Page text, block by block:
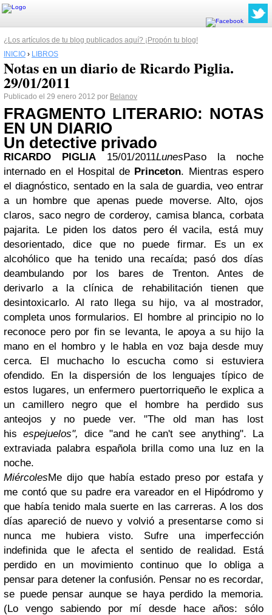
¿Los artículos de tu blog publicados aquí? ¡Propón tu blog!
INICIO › LIBROS
Notas en un diario de Ricardo Piglia.
29/01/2011
Publicado el 29 enero 2012 por Belanov
FRAGMENTO LITERARIO: NOTAS
EN UN DIARIO
Un detective privado
RICARDO PIGLIA 15/01/2011LunesPaso la noche
internado en el Hospital de Princeton. Mientras espero
el diagnóstico, sentado en la sala de guardia, veo entrar
a un hombre que apenas puede moverse. Alto, ojos
claros, saco negro de corderoy, camisa blanca, corbata
pajarita. Le piden los datos pero él vacila, está muy
desorientado, dice que no puede firmar. Es un ex
alcohólico que ha tenido una recaída; pasó dos días
deambulando por los bares de Trenton. Antes de
derivarlo a la clínica de rehabilitación tienen que
desintoxicarlo. Al rato llega su hijo, va al mostrador,
completa unos formularios. El hombre al principio no lo
reconoce pero por fin se levanta, le apoya a su hijo la
mano en el hombro y le habla en voz baja desde muy
cerca. El muchacho lo escucha como si estuviera
ofendido. En la dispersión de los lenguajes típico de
estos lugares, un enfermero puertorriqueño le explica a
un camillero negro que el hombre ha perdido sus
anteojos y no puede ver. "The old man has lost
his espejuelos", dice "and he can't see anything". La
extraviada palabra española brilla como una luz en la
noche.
MiércolesMe dijo que había estado preso por estafa y
me contó que su padre era vareador en el Hipódromo y
que había tenido mala suerte en las carreras. A los dos
días apareció de nuevo y volvió a presentarse como si
nunca me hubiera visto. Sufre una imperfección
indefinida que le afecta el sentido de realidad. Está
perdido en un movimiento continuo que lo obliga a
pensar para detener la confusión. Pensar no es recordar,
se puede pensar aunque se haya perdido la memoria.
(Lo vengo sabiendo por mí desde hace años: sólo